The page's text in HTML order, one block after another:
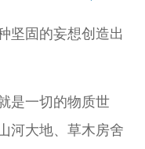
坚固的妄想创造出
是一切的物质世
河大地、草木房舍